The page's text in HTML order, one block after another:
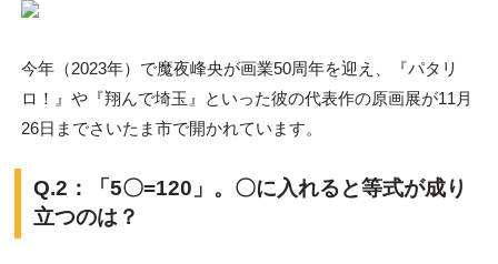
今年（2023年）で魔夜峰央が画業50周年を迎え、『パタリ
ロ！』や『翔んで埼玉』といった彼の代表作の原画展が11月
26日までさいたま市で開かれています。
Q.2：「5〇=120」。〇に入れると等式が成り
立つのは？